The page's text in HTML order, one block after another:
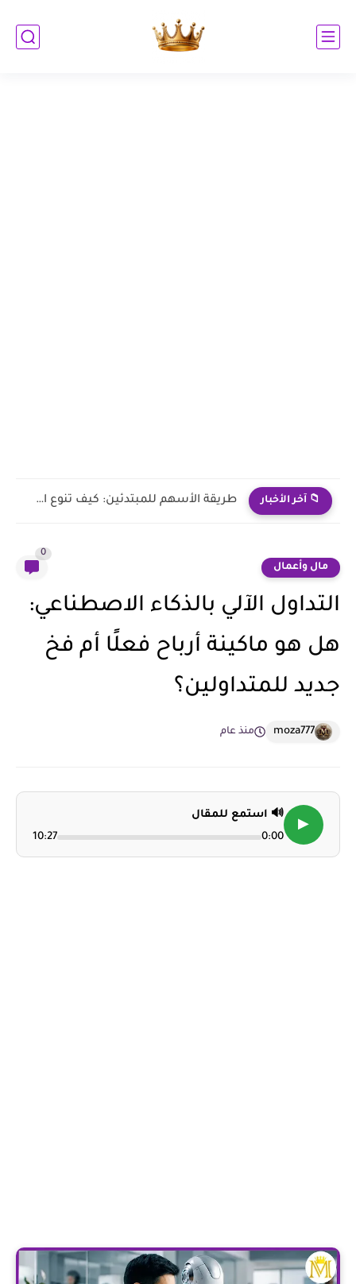
📁 آخر الأخبار طريقة الأسهم للمبتدئين: كيف تنوع استثماراتك وتبني محفظة مرنة تقلل...
مال وأعمال
0
التداول الآلي بالذكاء الاصطناعي:
هل هو ماكينة أرباح فعلًا أم فخ
جديد للمتداولين؟
moza777 منذ عام
▶
🔊 استمع للمقال
0:00
10:27